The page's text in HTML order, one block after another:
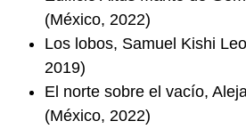
(México, 2022)
Los lobos, Samuel Kishi
2019)
El norte sobre el vacío,
(México, 2022)